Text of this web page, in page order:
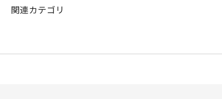
関連カテゴリ